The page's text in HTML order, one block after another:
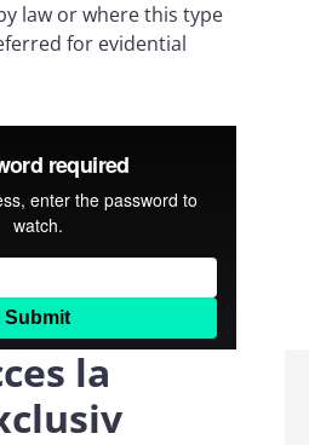
law or where this type
for evidential
la